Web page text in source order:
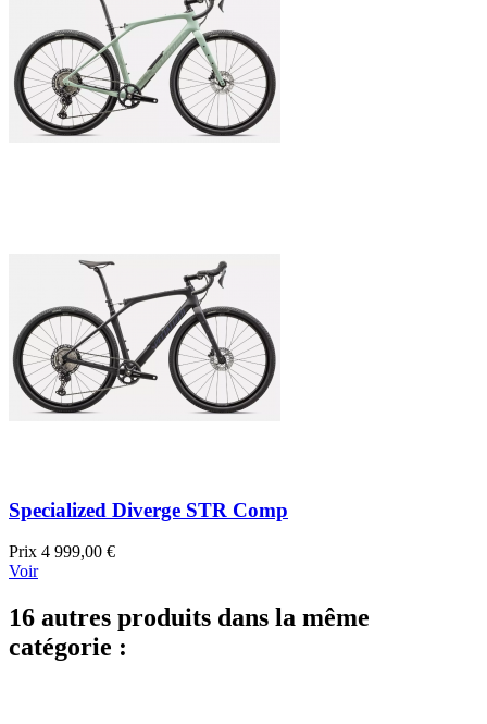
Specialized Diverge STR Comp
Prix 4 999,00 €
Voir
16 autres produits dans la même
catégorie :